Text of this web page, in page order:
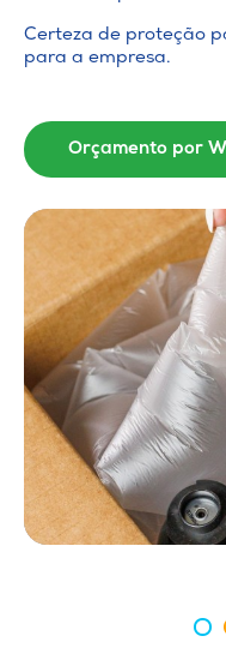
Certeza de proteção
para a empresa.
Orçamento por